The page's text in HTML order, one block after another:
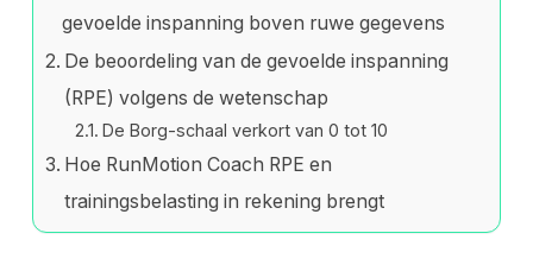
gevoelde inspanning boven ruwe gegevens
De beoordeling van de gevoelde inspanning
(RPE) volgens de wetenschap
De Borg-schaal verkort van 0 tot 10
Hoe RunMotion Coach RPE en
trainingsbelasting in rekening brengt